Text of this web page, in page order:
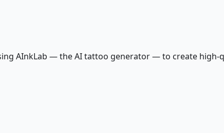
AInkLab — the AI tattoo generator — to create